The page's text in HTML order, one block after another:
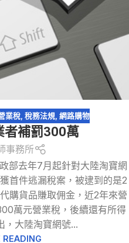
業稅 稅務法規 網路購物
者補罰300萬
事務所
部去年7月起針對大陸淘寶網
首件逃漏稅案，被逮到的是2
購貨品賺取佣金，近2年來營
萬元營業稅，後續還有所得
，大陸淘寶網號...